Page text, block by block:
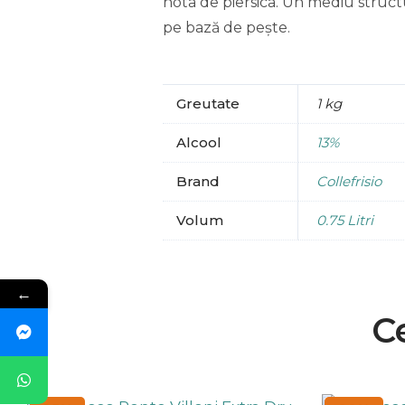
pe bază de pește.
Greutate 1 kg
Alcool 13%
Brand Collefrisio
Volum 0.75 Litri
Prețul
Prețul
←